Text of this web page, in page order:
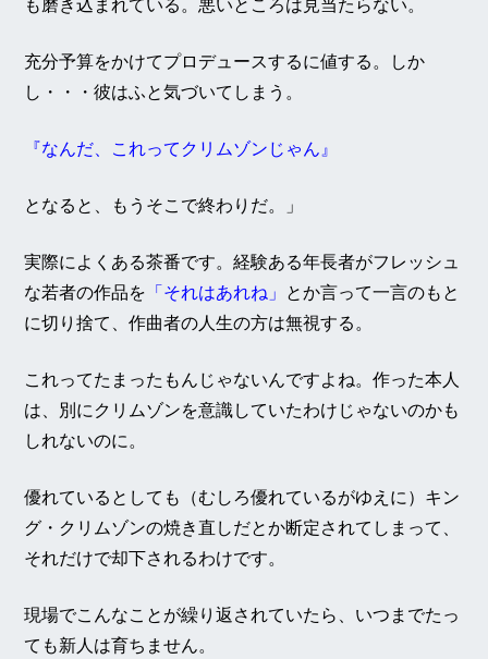
も磨き込まれている。悪いところは見当たらない。
充分予算をかけてプロデュースするに値する。しか
し・・・彼はふと気づいてしまう。
『なんだ、これってクリムゾンじゃん』
となると、もうそこで終わりだ。」
実際によくある茶番です。経験ある年長者がフレッシュ
な若者の作品を 「それはあれね」
とか言って一言のもと
に切り捨て、作曲者の人生の方は無視する。
これってたまったもんじゃないんですよね。作った本人
は、別にクリムゾンを意識していたわけじゃないのかも
しれないのに。
優れているとしても（むしろ優れているがゆえに）キン
グ・クリムゾンの焼き直しだとか断定されてしまって、
それだけで却下されるわけです。
現場でこんなことが繰り返されていたら、いつまでたっ
ても新人は育ちません。